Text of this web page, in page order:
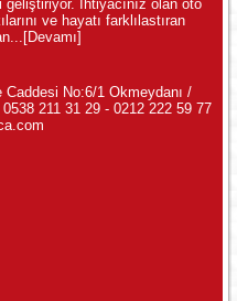
İhtiyacınız olan oto
ve hayatı farklılastıran
[Devamı]
No:6/1 Okmeydanı /
211 31 29 - 0212 222 59 77